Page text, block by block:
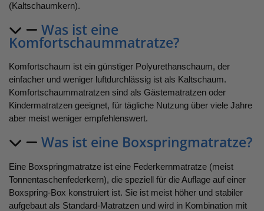
(Kaltschaumkern).
Was ist eine
Komfortschaummatratze?
Komfortschaum ist ein günstiger Polyurethanschaum, der
einfacher und weniger luftdurchlässig ist als Kaltschaum.
Komfortschaummatratzen sind als Gästematratzen oder
Kindermatratzen geeignet, für tägliche Nutzung über viele Jahre
aber meist weniger empfehlenswert.
Was ist eine Boxspringmatratze?
Eine Boxspringmatratze ist eine Federkernmatratze (meist
Tonnentaschenfederkern), die speziell für die Auflage auf einer
Boxspring-Box konstruiert ist. Sie ist meist höher und stabiler
aufgebaut als Standard-Matratzen und wird in Kombination mit